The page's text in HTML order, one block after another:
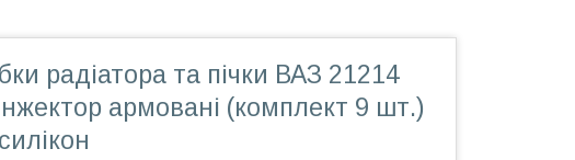
радіатора та пічки ВАЗ 21214
армовані (комплект 9 шт.)